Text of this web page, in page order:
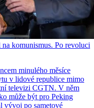
komunismus. Po revoluci
minulého měsíce
v lidové republice mimo
televizi CGTN. V něm
může být pro Peking
vývoj po sametové